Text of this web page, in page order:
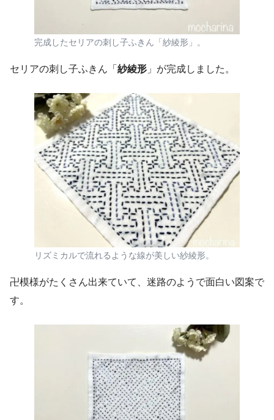
完成したセリアの刺し子ふきん「紗綾形」。
セリアの刺し子ふきん「 紗綾形 」が完成しました。
リズミカルで流れるような線が美しい紗綾形。
卍模様がたくさん出来ていて、迷路のようで面白い図案で
す。